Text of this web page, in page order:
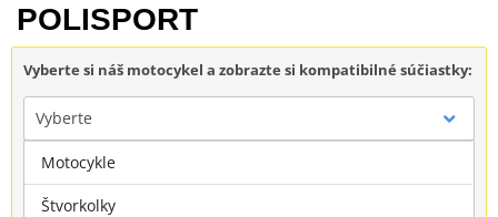
POLISPORT
Vyberte si náš motocykel a zobrazte si kompatibilné súčiastky:
Vyberte
Značka
Motocykle
Štvorkolky